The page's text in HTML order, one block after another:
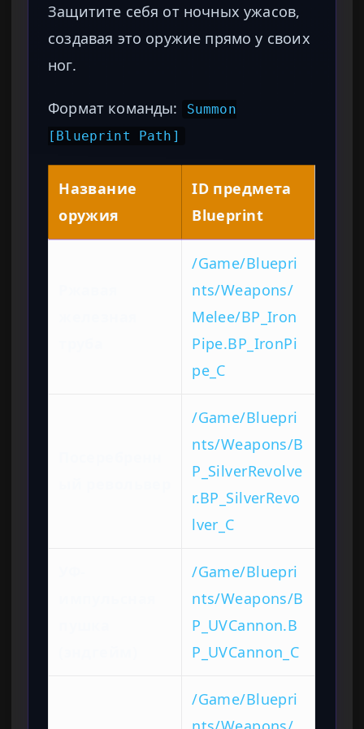
Защитите себя от ночных ужасов,
создавая это оружие прямо у своих
ног.
Формат команды:
Summon
[Blueprint Path]
Название
оружия
ID предмета
Blueprint
/Game/Bluepri
nts/Weapons/
Melee/BP_Iron
Pipe.BP_IronPi
pe_C
/Game/Bluepri
nts/Weapons/B
P_SilverRevolve
r.BP_SilverRevo
lver_C
/Game/Bluepri
nts/Weapons/B
P_UVCannon.B
P_UVCannon_C
/Game/Bluepri